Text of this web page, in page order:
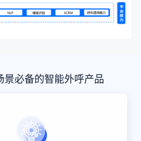
景必备的智能外呼产品